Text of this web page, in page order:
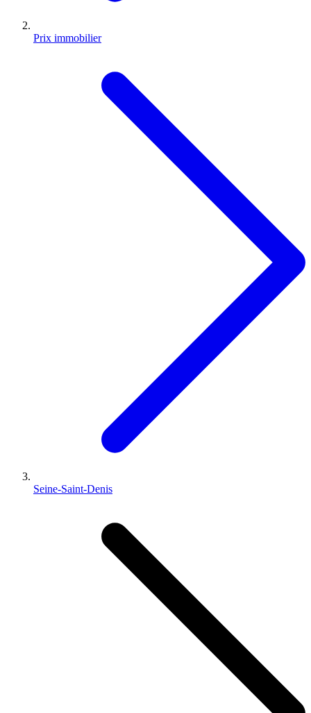
Prix immobilier
Seine-Saint-Denis